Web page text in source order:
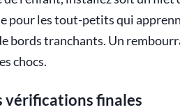
pour les tout-petits qui
bords tranchants. Un
chocs.
vérifications finales